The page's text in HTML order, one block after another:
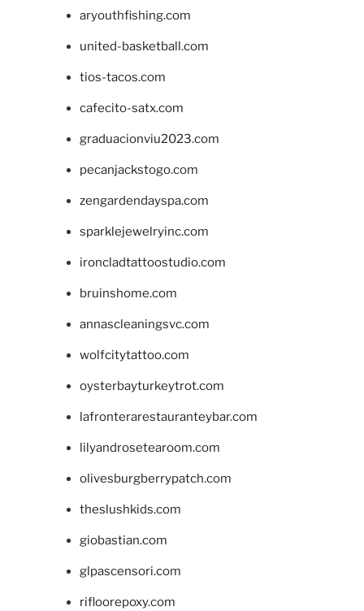
aryouthfishing.com
united-basketball.com
tios-tacos.com
cafecito-satx.com
graduacionviu2023.com
pecanjackstogo.com
zengardendayspa.com
sparklejewelryinc.com
ironcladtattoostudio.com
bruinshome.com
annascleaningsvc.com
wolfcitytattoo.com
oysterbayturkeytrot.com
lafronterarestauranteybar.com
lilyandrosetearoom.com
olivesburgberrypatch.com
theslushkids.com
giobastian.com
glpascensori.com
rifloorepoxy.com